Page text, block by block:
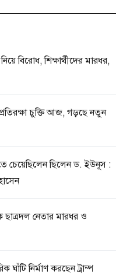
বিরোধ, শিক্ষার্থীদের মারধর,
প্রতিরক্ষা চুক্তি আজ, গড়ছে নতুন
চেয়েছিলেন ছিলেন ড. ইউনূস :
ছাত্রদল নেতার মারধর ও
ঘাঁটি নির্মাণ করছেন ট্রাম্প